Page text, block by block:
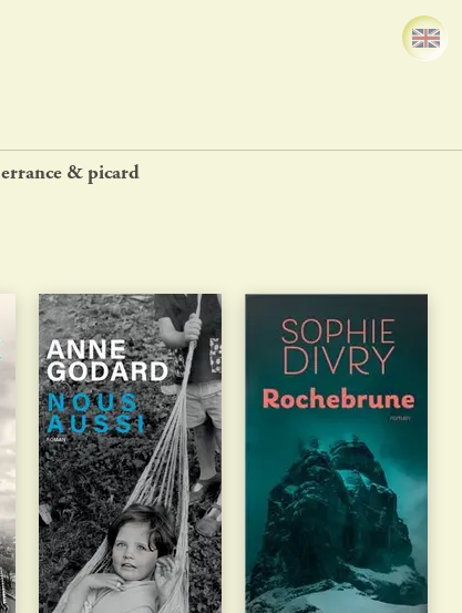
errance & picard